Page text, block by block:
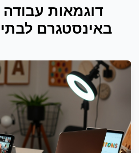
דוגמאות
באינסטגרם ל